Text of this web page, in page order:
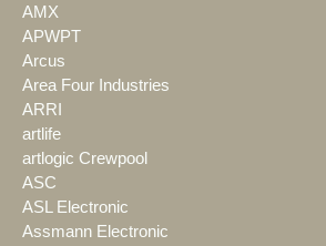
AMX
APWPT
Arcus
Area Four Industries
ARRI
artlife
artlogic Crewpool
ASC
ASL Electronic
Assmann Electronic